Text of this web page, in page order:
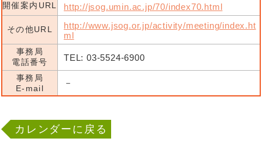
開催案内URL
http://jsog.umin.ac.jp/70/index70.html
その他URL
http://www.jsog.or.jp/activity/meeting/index.ht
ml
事務局
電話番号
TEL: 03-5524-6900
事務局
E-mail
－
カレンダーに戻る